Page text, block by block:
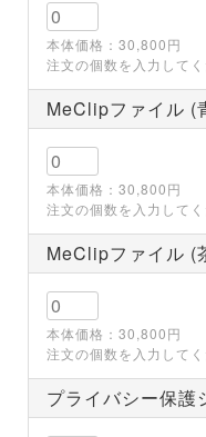
本体価格：30,800円
注文の個数を入力して
MeClipファイル (
本体価格：30,800円
注文の個数を入力して
MeClipファイル (
本体価格：30,800円
注文の個数を入力して
プライバシー保護